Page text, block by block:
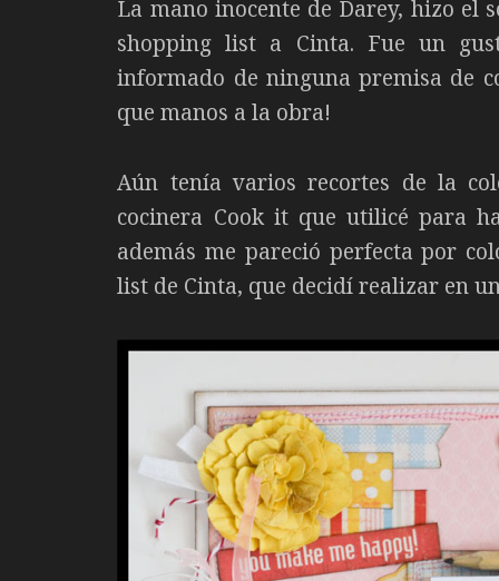
La mano inocente de Darey, hizo el
shopping list a Cinta. Fue un
informado de ninguna premisa de
que manos a la obra!
Aún tenía varios recortes de la
cocinera Cook it que utilicé para
además me pareció perfecta por
list de Cinta, que decidí realizar en